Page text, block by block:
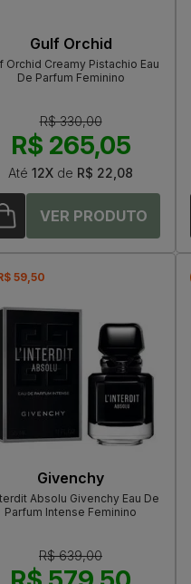
Gulf Orchid
Orchid Creamy Pistachio Eau
De Parfum Feminino
R$ 330,00
R$ 265,05
Até 12X de R$ 22,08
59,50
Givenchy
Absolu Givenchy Eau De
Parfum Intense Feminino
R$ 639,00